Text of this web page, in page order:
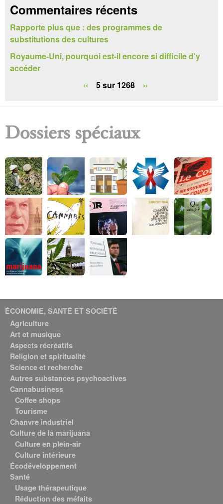
e
r
h
Commentaires récents
Rapporte plus que : des programmes de
substitutions des cultures
Royaume-Uni, pourquoi est-il encore si difficile d'y
accéder
‹‹
5 sur 1268 ››
Dossiers spéciaux
ÉCONOMIE, SANTÉ ET SOCIÉTÉ
Agriculture
Art et musique
Aspects récréatifs
Religion et spiritualité
Science et recherche
Autres substances psychoactives
Cannabusiness
Coffee shops
Tourisme
Chanvre industriel
Culture de la marijuana
Culture en plein-air
Culture intérieure
Écodéveloppement
Santé
Usage thérapeutique
Réduction des méfaits